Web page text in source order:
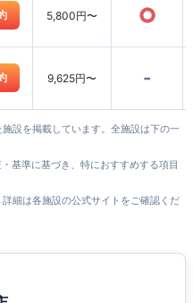
5,800円〜 ○
9,625円〜 -
設を掲載しています。全施設は下の一
基準に基づき、特におすすめする項目
細は各施設の公式サイトをご確認くだ